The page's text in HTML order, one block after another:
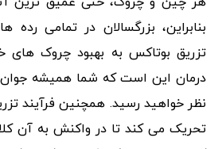
بنابراین، بزرگسالان در تمامی
تزریق بوتاکس به بهبود چروک های
درمان این است که شما همیشه جوان
نظر خواهید رسید. همچنین فرآیند
تحریک می کند تا در واکنش به آن